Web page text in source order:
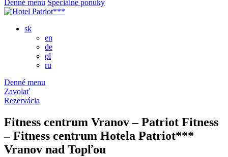
Denné menu Špeciálne ponuky
sk
en
de
pl
ru
Denné menu
Zavolať
Rezervácia
Fitness centrum Vranov – Patriot Fitness
– Fitness centrum Hotela Patriot***
Vranov nad Topľou